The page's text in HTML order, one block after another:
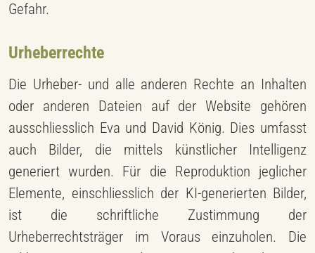
Gefahr.
Urheberrechte
Die Urheber- und alle anderen Rechte an Inhalten
oder anderen Dateien auf der Website gehören
ausschliesslich Eva und David König. Dies umfasst
auch Bilder, die mittels künstlicher Intelligenz
generiert wurden. Für die Reproduktion jeglicher
Elemente, einschliesslich der KI-generierten Bilder,
ist die schriftliche Zustimmung der
Urheberrechtsträger im Voraus einzuholen. Die